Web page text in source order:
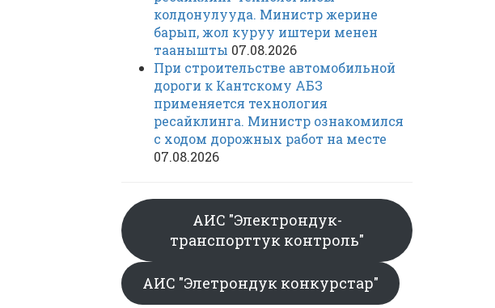
колдонулууда. Министр жерине
барып, жол куруу иштери менен
таанышты 07.08.2026
При строительстве автомобильной
дороги к Кантскому АБЗ
применяется технология
ресайклинга. Министр ознакомился
с ходом дорожных работ на месте
07.08.2026
АИС "Электрондук-
транспорттук контроль"
АИС "Элетрондук конкурстар"